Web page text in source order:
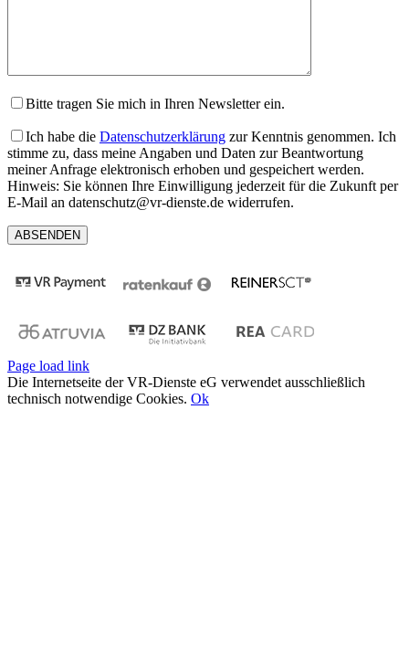
Bitte tragen Sie mich in Ihren Newsletter ein.
Ich habe die Datenschutzerklärung zur Kenntnis genommen. Ich
stimme zu, dass meine Angaben und Daten zur Beantwortung
meiner Anfrage elektronisch erhoben und gespeichert werden.
Hinweis: Sie können Ihre Einwilligung jederzeit für die Zukunft per
E-Mail an datenschutz@vr-dienste.de widerrufen.
Page load link
Die Internetseite der VR-Dienste eG verwendet ausschließlich
technisch notwendige Cookies. Ok